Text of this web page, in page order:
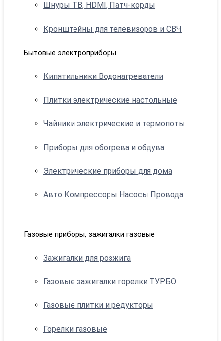
Шнуры ТВ, HDMI, Патч-корды
Кронштейны для телевизоров и СВЧ
Бытовые электроприборы
Кипятильники Водонагреватели
Плитки электрические настольные
Чайники электрические и термопоты
Приборы для обогрева и обдува
Электрические приборы для дома
Авто Компрессоры Насосы Провода
Газовые приборы, зажигалки газовые
Зажигалки для розжига
Газовые зажигалки горелки ТУРБО
Газовые плитки и редукторы
Горелки газовые